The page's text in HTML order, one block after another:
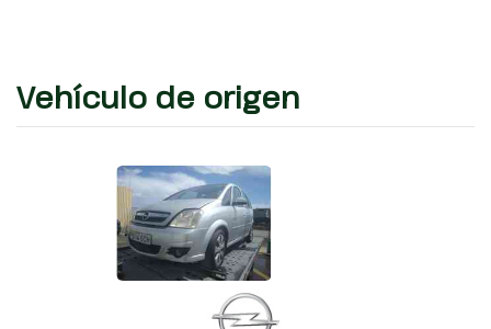
Vehículo de origen